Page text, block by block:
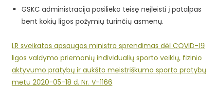
GSKC administracija pasilieka teisę neįleisti į patalpas
bent kokių ligos požymių turinčių asmenų.
LR sveikatos apsaugos ministro sprendimas dėl COVID-19
ligos valdymo priemonių individualių sporto veiklų, fizinio
aktyvumo pratybų ir aukšto meistriškumo sporto pratybų
metu 2020-05-18 d. Nr. V-1166